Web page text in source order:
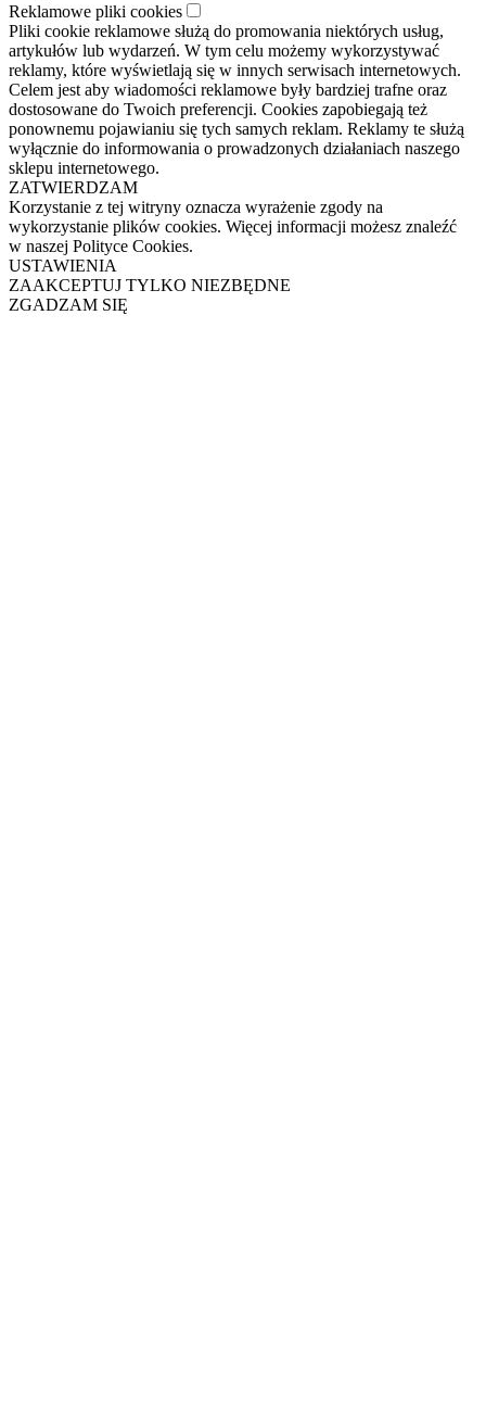
Reklamowe pliki cookies
Pliki cookie reklamowe służą do promowania niektórych usług,
artykułów lub wydarzeń. W tym celu możemy wykorzystywać
reklamy, które wyświetlają się w innych serwisach internetowych.
Celem jest aby wiadomości reklamowe były bardziej trafne oraz
dostosowane do Twoich preferencji. Cookies zapobiegają też
ponownemu pojawianiu się tych samych reklam. Reklamy te służą
wyłącznie do informowania o prowadzonych działaniach naszego
sklepu internetowego.
ZATWIERDZAM
Korzystanie z tej witryny oznacza wyrażenie zgody na
wykorzystanie plików cookies. Więcej informacji możesz znaleźć
w naszej Polityce Cookies.
USTAWIENIA
ZAAKCEPTUJ TYLKO NIEZBĘDNE
ZGADZAM SIĘ